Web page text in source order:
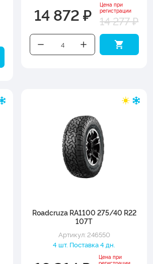
14 872 ₽
Цена при
регистрации
14 277 ₽
Roadcruza RA1100 275/40 R22
107T
Артикул: 246550
4 шт. Поставка 4 дн.
Цена при